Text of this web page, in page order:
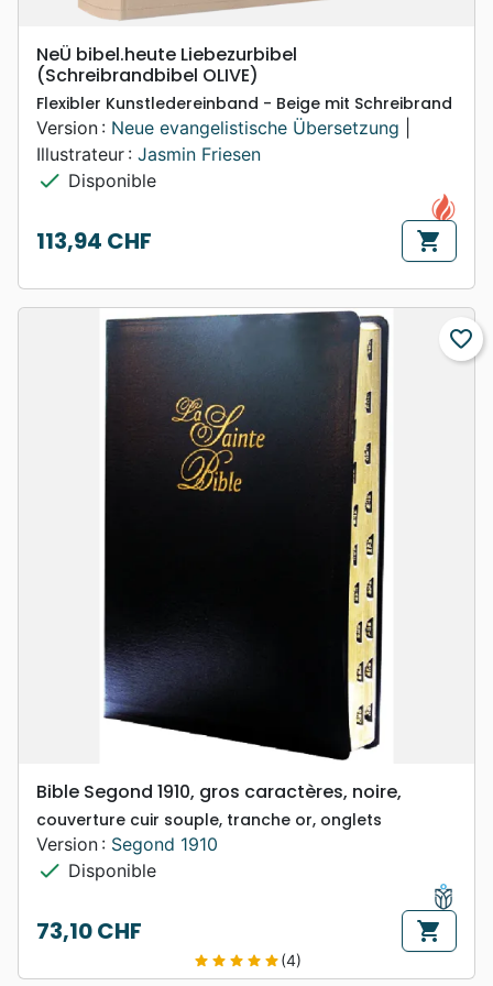
NeÜ bibel.heute Liebezurbibel
(Schreibrandbibel OLIVE)
Flexibler Kunstledereinband - Beige mit Schreibrand
Version : Neue evangelistische Übersetzung
Illustrateur : Jasmin Friesen
check Disponible
Prix
113,94 CHF shopping_cart
favorite_border
Bible Segond 1910, gros caractères, noire,
couverture cuir souple, tranche or, onglets
Version : Segond 1910
check Disponible
Prix
73,10 CHF shopping_cart
star star star star star(4)